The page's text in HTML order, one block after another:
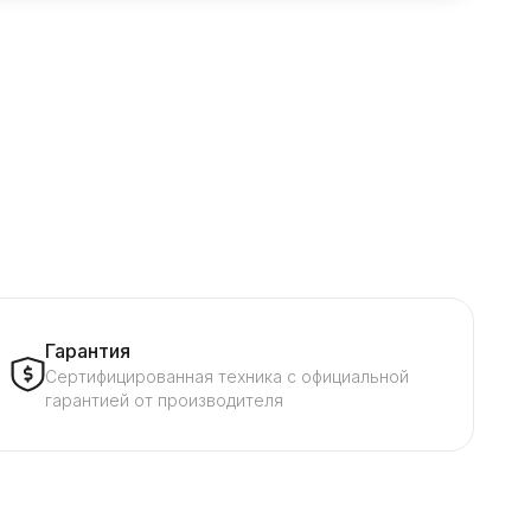
Гарантия
Сертифицированная техника с официальной
гарантией от производителя